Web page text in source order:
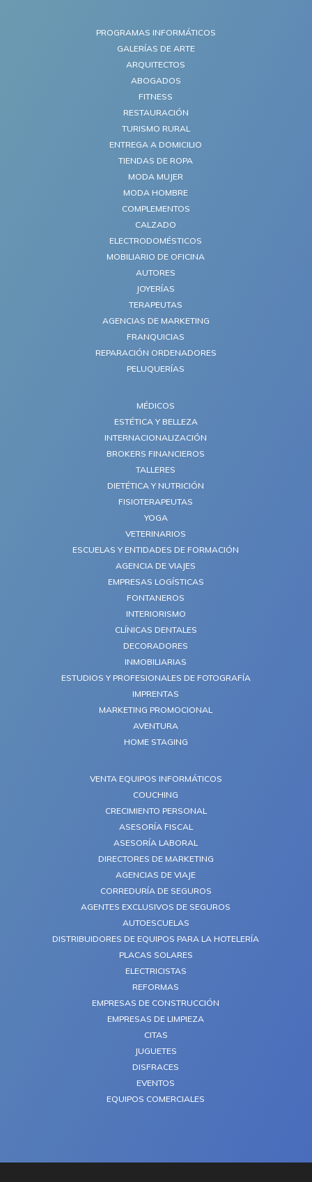
PROGRAMAS INFORMÁTICOS
GALERÍAS DE ARTE
ARQUITECTOS
ABOGADOS
FITNESS
RESTAURACIÓN
TURISMO RURAL
ENTREGA A DOMICILIO
TIENDAS DE ROPA
MODA MUJER
MODA HOMBRE
COMPLEMENTOS
CALZADO
ELECTRODOMÉSTICOS
MOBILIARIO DE OFICINA
AUTORES
JOYERÍAS
TERAPEUTAS
AGENCIAS DE MARKETING
FRANQUICIAS
REPARACIÓN ORDENADORES
PELUQUERÍAS
MÉDICOS
ESTÉTICA Y BELLEZA
INTERNACIONALIZACIÓN
BROKERS FINANCIEROS
TALLERES
DIETÉTICA Y NUTRICIÓN
FISIOTERAPEUTAS
YOGA
VETERINARIOS
ESCUELAS Y ENTIDADES DE FORMACIÓN
AGENCIA DE VIAJES
EMPRESAS LOGÍSTICAS
FONTANEROS
INTERIORISMO
CLÍNICAS DENTALES
DECORADORES
INMOBILIARIAS
ESTUDIOS Y PROFESIONALES DE FOTOGRAFÍA
IMPRENTAS
MARKETING PROMOCIONAL
AVENTURA
HOME STAGING
VENTA EQUIPOS INFORMÁTICOS
COUCHING
CRECIMIENTO PERSONAL
ASESORÍA FISCAL
ASESORÍA LABORAL
DIRECTORES DE MARKETING
AGENCIAS DE VIAJE
CORREDURÍA DE SEGUROS
AGENTES EXCLUSIVOS DE SEGUROS
AUTOESCUELAS
DISTRIBUIDORES DE EQUIPOS PARA LA HOTELERÍA
PLACAS SOLARES
ELECTRICISTAS
REFORMAS
EMPRESAS DE CONSTRUCCIÓN
EMPRESAS DE LIMPIEZA
CITAS
JUGUETES
DISFRACES
EVENTOS
EQUIPOS COMERCIALES